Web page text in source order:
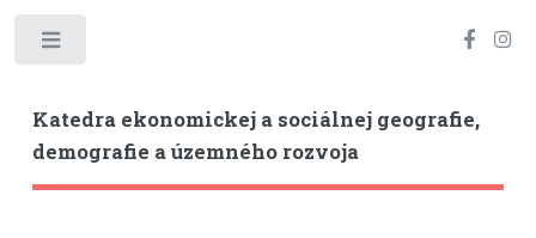
Katedra ekonomickej a sociálnej geografie,
demografie a územného rozvoja